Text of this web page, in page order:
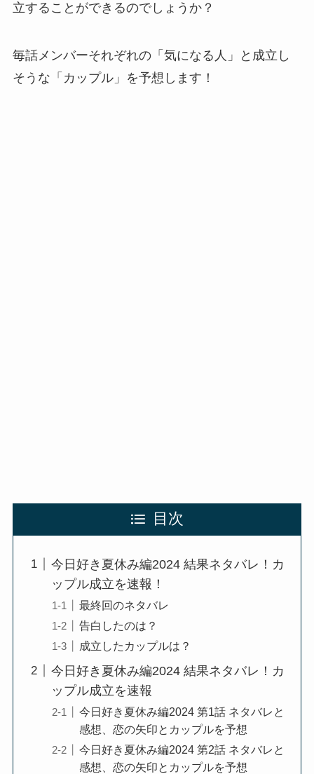
立することができるのでしょうか？
毎話メンバーそれぞれの「気になる人」と成立し
そうな「カップル」を予想します！
目次
今日好き夏休み編2024 結果ネタバレ！カ
ップル成立を速報！
最終回のネタバレ
告白したのは？
成立したカップルは？
今日好き夏休み編2024 結果ネタバレ！カ
ップル成立を速報
今日好き夏休み編2024 第1話 ネタバレと
感想、恋の矢印とカップルを予想
今日好き夏休み編2024 第2話 ネタバレと
感想、恋の矢印とカップルを予想